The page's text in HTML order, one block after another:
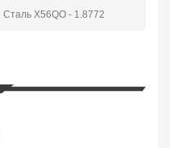
Сталь X56QO - 1.8772